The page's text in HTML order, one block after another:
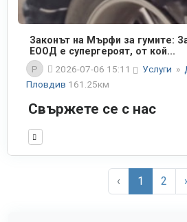
Законът на Мърфи за гумите:
ЕООД е супергероят, от кой...
P
2026-07-06 15:11 Услуги »
Пловдив 161.25км
Свържете се с нас
‹ 1 2 ›